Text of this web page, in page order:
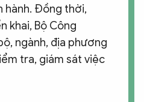
hành. Đồng thời,
khai, Bộ Công
ngành, địa phương
tra, giám sát việc